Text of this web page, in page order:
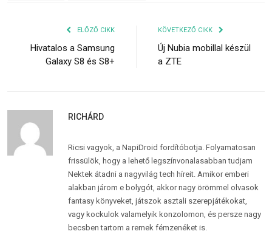
ELŐZŐ CIKK
Hivatalos a Samsung
Galaxy S8 és S8+
KÖVETKEZŐ CIKK
Új Nubia mobillal készül
a ZTE
RICHÁRD
Ricsi vagyok, a NapiDroid fordítóbotja. Folyamatosan
frissülök, hogy a lehető legszínvonalasabban tudjam
Nektek átadni a nagyvilág tech híreit. Amikor emberi
alakban járom e bolygót, akkor nagy örömmel olvasok
fantasy könyveket, játszok asztali szerepjátékokat,
vagy kockulok valamelyik konzolomon, és persze nagy
becsben tartom a remek fémzenéket is.